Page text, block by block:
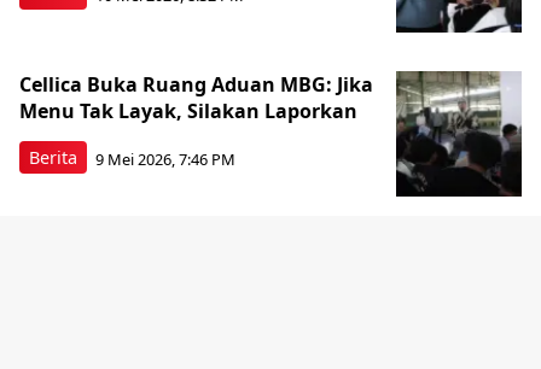
Berita
Cellica Buka Ruang Aduan MBG: Jika
Menu Tak Layak, Silakan Laporkan
9 Mei 2026, 7:46 PM